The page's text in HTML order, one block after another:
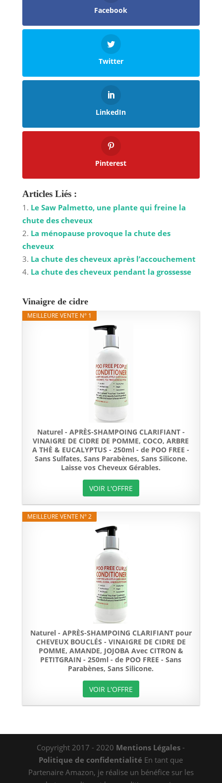
Facebook
Twitter
LinkedIn
Pinterest
Articles Liés :
Le Saw Palmetto, une plante qui freine la
chute des cheveux
La ménopause provoque la chute des
cheveux
La chute des cheveux après l’accouchement
La chute des cheveux pendant la grossesse
Vinaigre de cidre
MEILLEURE VENTE N° 1
Naturel - APRÈS-SHAMPOING CLARIFIANT -
VINAIGRE DE CIDRE DE POMME, COCO, ARBRE
A THÈ & EUCALYPTUS - 250ml - de POO FREE -
Sans Sulfates, Sans Parabènes, Sans Silicone.
Laisse vos Cheveux Gérables.
VOIR L'OFFRE
MEILLEURE VENTE N° 2
Naturel - APRÈS-SHAMPOING CLARIFIANT pour
CHEVEUX BOUCLÉS - VINAIGRE DE CIDRE DE
POMME, AMANDE, JOJOBA Avec CITRON &
PETITGRAIN - 250ml - de POO FREE - Sans
Parabènes, Sans Silicone.
VOIR L'OFFRE
Copyright 2017 - 2020 Mentions Légales -
Politique de confidentialité En tant que
Partenaire Amazon, je réalise un bénéfice sur les